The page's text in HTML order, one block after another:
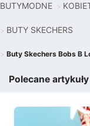
BUTYMODNE
BUTY SKECHERS
Buty Skechers Bobs B
Polecane artykuły